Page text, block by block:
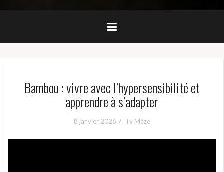
Bambou : vivre avec l’hypersensibilité et
apprendre à s’adapter
8 janvier 2026 Tv Mèze